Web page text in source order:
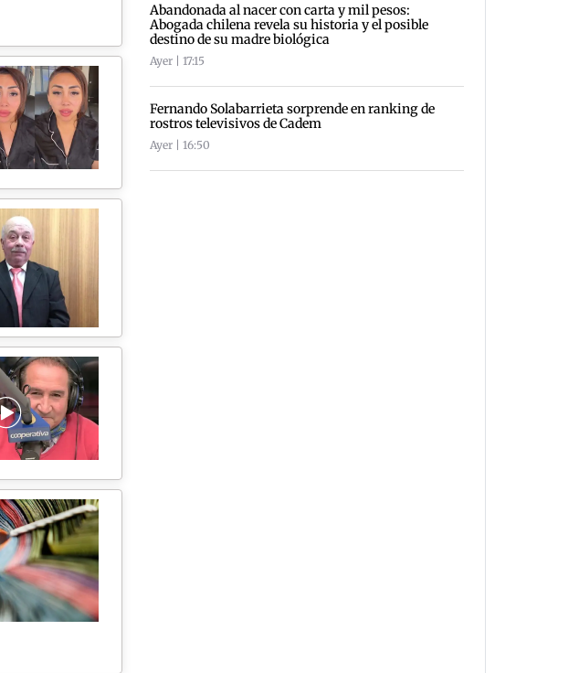
Abandonada al nacer con carta y mil pesos:
Abogada chilena revela su historia y el posible
destino de su madre biológica
Ayer | 17:15
Fernando Solabarrieta sorprende en ranking de
rostros televisivos de Cadem
Ayer | 16:50